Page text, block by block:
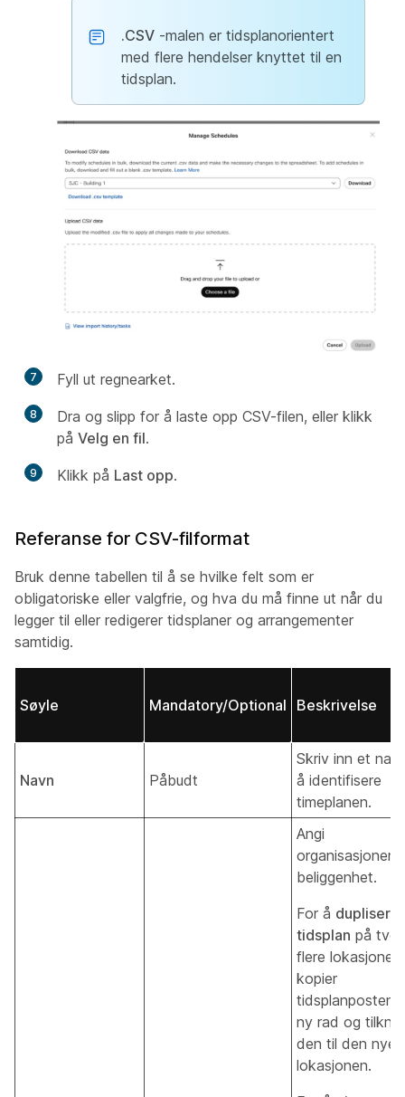
.CSV -malen er tidsplanorientert
med flere hendelser knyttet til en
tidsplan.
7 Fyll ut regnearket.
8
Dra og slipp for å laste opp CSV-filen, eller klikk
på Velg en fil.
9 Klikk på Last opp.
Referanse for CSV-filformat
Bruk denne tabellen til å se hvilke felt som er
obligatoriske eller valgfrie, og hva du må finne ut når du
legger til eller redigerer tidsplaner og arrangementer
samtidig.
Søyle Mandatory/Optional Beskrivelse
Navn Påbudt
Skriv inn et
å identifisere
timeplanen.
Angi
organisasjonens
beliggenhet.
For å duplisere
tidsplan på
flere lokasjoner,
kopier
tidsplanposten
ny rad og
den til den nye
lokasjonen.